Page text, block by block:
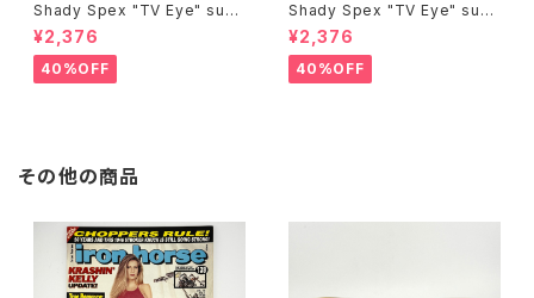
Shady Spex "TV Eye" sung
lasses, Silver w/Rose Grad
ient lenses
¥2,376
40%OFF
Shady Spex "TV Eye" sung
lasses, Black w/Polarized
Grey lenses
¥2,376
40%OFF
その他の商品